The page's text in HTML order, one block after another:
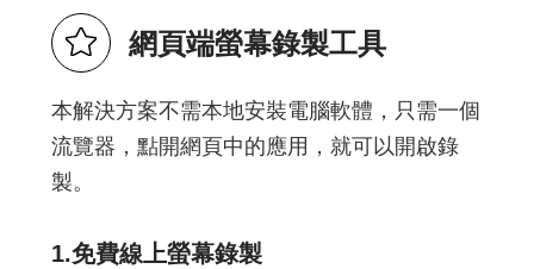
網頁端螢幕錄製工具
本解決方案不需本地安裝電腦軟體，只需一個
流覽器，點開網頁中的應用，就可以開啟錄
製。
1.免費線上螢幕錄製